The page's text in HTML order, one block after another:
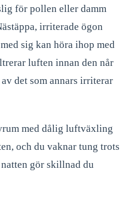
för pollen eller damm
irriterade ögon
sig kan höra ihop med
luften innan den når
det som annars irriterar
med dålig luftväxling
och du vaknar tung trots
gör skillnad du